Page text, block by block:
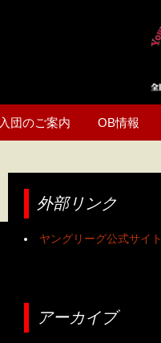
入団のご案内 OB情報
外部リンク
ヤングリーグ公式サイト
アーカイブ